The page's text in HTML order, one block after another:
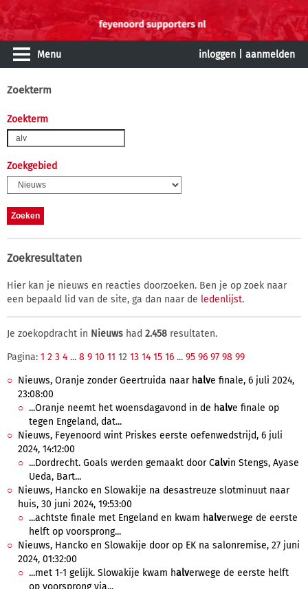
Menu inloggen aanmelden
Zoekterm
Zoekterm
Zoekgebied
Zoekresultaten
Hier kan je nieuws en reacties doorzoeken. Ben je op zoek naar
een bepaald lid van de site, ga dan naar de ledenlijst.
Je zoekopdracht in Nieuws had 2.458 resultaten.
Pagina: 1 2 3 4 ... 8 9 10 11 12 13 14 15 16 ... 95 96 97 98 99
Nieuws, Oranje zonder Geertruida naar halve finale, 6 juli 2024,
23:08:00
...Oranje neemt het woensdagavond in de halve finale op
tegen Engeland, dat...
Nieuws, Feyenoord wint Priskes eerste oefenwedstrijd, 6 juli
2024, 14:12:00
...Dordrecht. Goals werden gemaakt door Calvin Stengs, Ayase
Ueda, Bart...
Nieuws, Hancko en Slowakije na desastreuze slotminuut naar
huis, 30 juni 2024, 19:53:00
...achtste finale met Engeland en kwam halverwege de eerste
helft op voorsprong...
Nieuws, Hancko en Slowakije door op EK na salonremise, 27 juni
2024, 01:32:00
...met 1-1 gelijk. Slowakije kwam halverwege de eerste helft
op voorsprong via...